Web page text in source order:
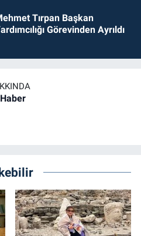
Tırpan Başkan
Görevinden Ayrıldı